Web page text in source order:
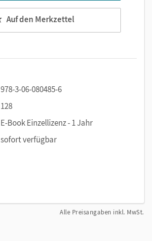
Auf den Merkzettel
978-3-06-080485-6
128
E-Book Einzellizenz - 1 Jahr
sofort verfügbar
Alle Preisangaben inkl. MwSt.